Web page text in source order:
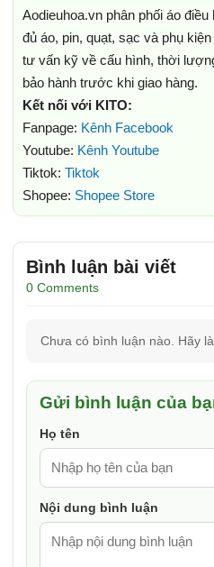
Aodieuhoa.vn phân phối áo
đủ áo, pin, quạt, sạc và phụ
tư vấn kỹ về cấu hình, thời
bảo hành trước khi giao hàng.
Kết nối với KITO:
Fanpage: Kênh Facebook
Youtube: Kênh Youtube
Tiktok: Tiktok
Shopee: Shopee Store
Bình luận bài viết
0 Comments
Chưa có bình luận nào. Hãy
Gửi bình luận của
Họ tên
Nội dung bình luận